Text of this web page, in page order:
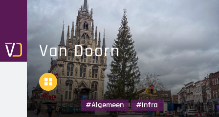
navigation
Van Doorn
Algemeen Infra
Overview